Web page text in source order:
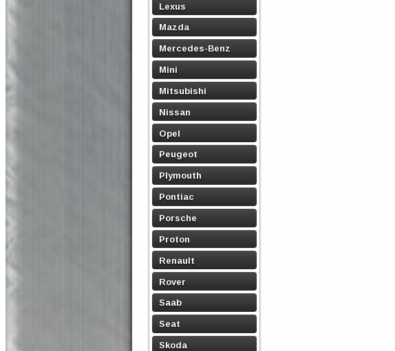
Lexus
Mazda
Mercedes-Benz
Mini
Mitsubishi
Nissan
Opel
Peugeot
Plymouth
Pontiac
Porsche
Proton
Renault
Rover
Saab
Seat
Skoda